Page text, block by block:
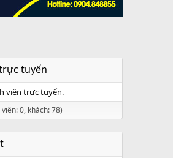
tuyến
viên trực tuyến.
0, khách: 78)